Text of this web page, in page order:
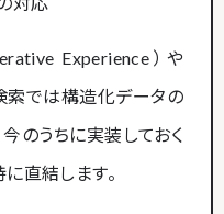
Experience）や
索では構造化データの
のうちに実装しておく
に直結します。